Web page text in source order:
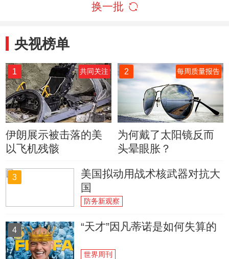
换一批
央视榜单
1 共同关注
伊朗展示被击落的美
以飞机残骸
2 每周质量报告
为何戴了太阳镜反而
头晕眼胀？
3
美国拟动用战术核武器对抗大
国
防务新观察
4 “天才”因凡蒂诺是如何失算的
世界周刊